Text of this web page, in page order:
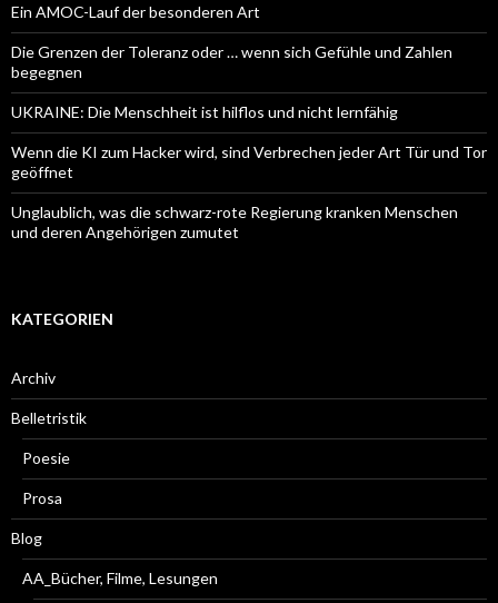
Ein AMOC-Lauf der besonderen Art
Die Grenzen der Toleranz oder … wenn sich Gefühle und Zahlen
begegnen
UKRAINE: Die Menschheit ist hilflos und nicht lernfähig
Wenn die KI zum Hacker wird, sind Verbrechen jeder Art Tür und Tor
geöffnet
Unglaublich, was die schwarz-rote Regierung kranken Menschen
und deren Angehörigen zumutet
KATEGORIEN
Archiv
Belletristik
Poesie
Prosa
Blog
AA_Bücher, Filme, Lesungen